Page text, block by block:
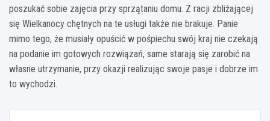
poszukać sobie zajęcia przy sprzątaniu domu. Z racji zbliżającej
się Wielkanocy chętnych na te usługi także nie brakuje. Panie
mimo tego, że musiały opuścić w pośpiechu swój kraj nie czekają
na podanie im gotowych rozwiązań, same starają się zarobić na
własne utrzymanie, przy okazji realizując swoje pasje i dobrze im
to wychodzi.